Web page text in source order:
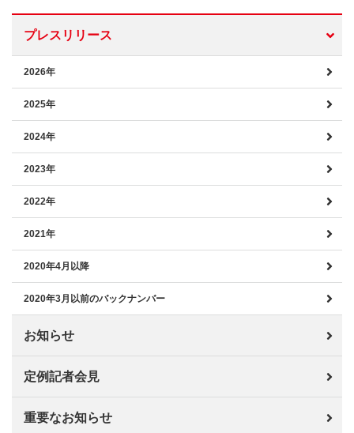
プレスリリース
2026年
2025年
2024年
2023年
2022年
2021年
2020年4月以降
2020年3月以前のバックナンバー
お知らせ
定例記者会見
重要なお知らせ